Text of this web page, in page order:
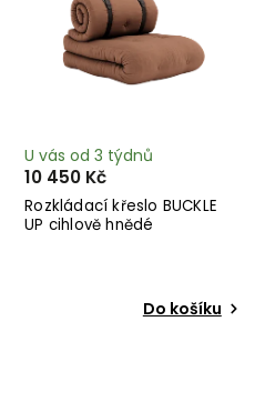
Rozkládací křeslo BUCKLE
UP cihlově hnědé
U vás od 3 týdnů
10 450 Kč
Do košíku